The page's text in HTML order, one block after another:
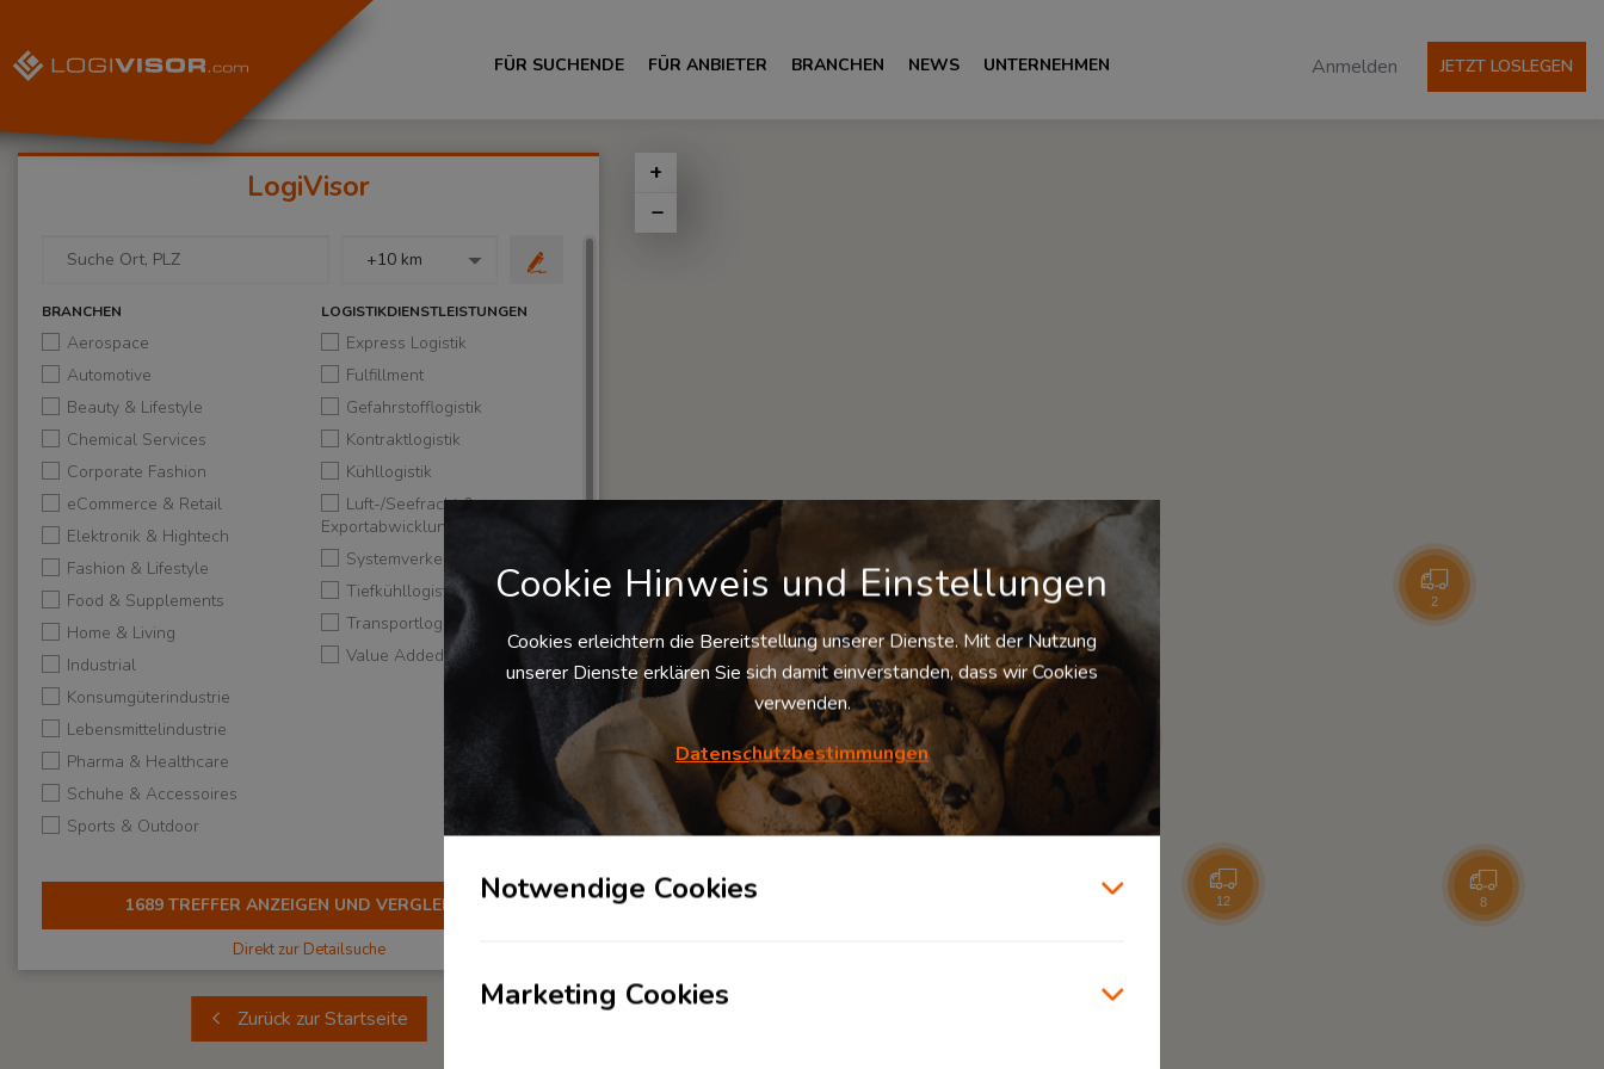
FÜR SUCHENDE FÜR ANBIETER BRANCHEN NEWS UNTERNEHMEN Anmelden JETZT LOSLEGEN
2
12
28
259
8
Logi­Visor
BRANCHEN
Aerospace
Automotive
Beauty & Lifestyle
Chemical Services
Corporate Fashion
eCommerce & Retail
Elektronik & Hightech
Fashion & Lifestyle
Food & Supplements
Home & Living
Industrial
Konsumgüterindustrie
Lebensmittelindustrie
Pharma & Healthcare
Schuhe & Accessoires
Sports & Outdoor
LOGISTIKDIENSTLEISTUNGEN
Express Logistik
Fulfillment
Gefahrstofflogistik
Kontraktlogistik
Kühllogistik
Luft-/Seefracht &
Exportabwicklung
Systemverkehr
Tiefkühllogistik
Transportlogistik
Value Added Services
Gewerbe­ Tankstelle Hotel Flughafen Kombi­
park
1689TREFFER ANZEIGEN UND VERGLEICHEN
Direkt zur Detailsuche
Zurück zur Startseite
+
-
Cookie Hinweis und Einstellungen
Cookies erleichtern die Bereitstellung unserer Dienste. Mit der Nutzung
unserer Dienste erklären Sie sich damit einverstanden, dass wir Cookies
verwenden.
Datenschutzbestimmungen
Notwendige Cookies
Marketing Cookies